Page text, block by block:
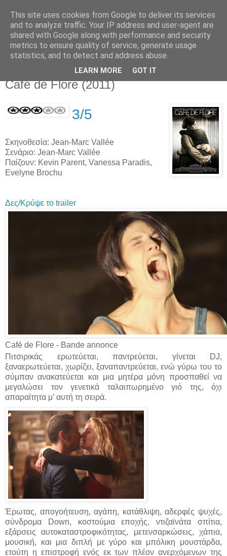
Movies For The Masses
Challenging common sense since 2004
Thursday, March 01, 2012
Café de Flore (2011)
3/5
Σκηνοθεσία: Jean-Marc Vallée
Σενάριο: Jean-Marc Vallée
Παίζουν: Kevin Parent, Vanessa Paradis,
Evelyne Brochu
Δες/Κρύψε το trailer
Café de Flore - Bande annonce
Πιτσιρικάς ερωτεύεται, παντρεύεται, γίνεται DJ,
ξαναερωτεύεται, χωρίζει, ξαναπαντρεύεται, ενώ γύρω του το
σύμπαν ανακατεύεται και μια μητέρα μόνη προσπαθεί να
μεγαλώσει τον γενετικά ταλαιπωρημένο γιό της, όχι
απαραίτητα μ’ αυτή τη σειρά.
Έρωτας, απογοήτευση, αγάπη, κατάθλιψη, αδερφές ψυχές,
σύνδρομα Down, κοστούμια εποχής, ντιζαϊνάτα σπίτια,
εξάρσεις αυτοκαταστροφικότητας, μετενσαρκώσεις, χάπια,
μουσική, και μια διπλή με γύρο και μπόλικη μουστάρδα,
ετούτη η επιστροφή ενός εκ των πλέον ανερχόμενων της
This site uses cookies from Google to deliver its services
and to analyze traffic. Your IP address and user-agent are
shared with Google along with performance and security
metrics to ensure quality of service, generate usage
statistics, and to detect and address abuse.
LEARN MORE GOT IT